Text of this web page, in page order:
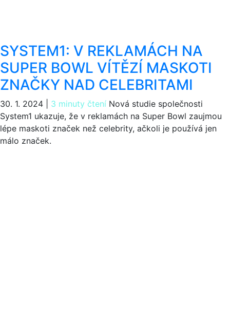
SYSTEM1: V REKLAMÁCH NA
SUPER BOWL VÍTĚZÍ MASKOTI
ZNAČKY NAD CELEBRITAMI
30. 1. 2024 3 minuty čtení Nová studie společnosti
System1 ukazuje, že v reklamách na Super Bowl zaujmou
lépe maskoti značek než celebrity, ačkoli je používá jen
málo značek.